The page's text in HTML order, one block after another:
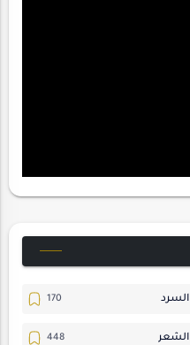
السرد
الشعر